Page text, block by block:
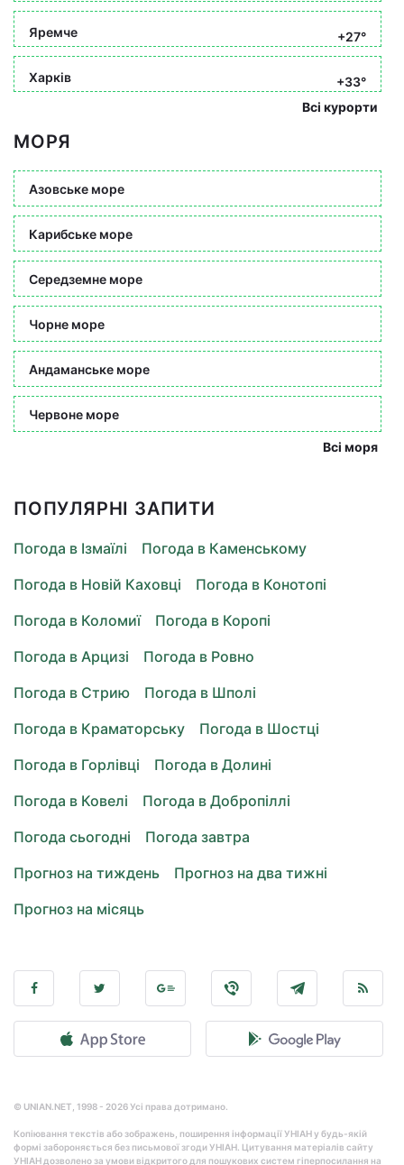
Яремче +27°
Харків
+33°
Всі курорти
МОРЯ
Азовське море
Карибське море
Середземне море
Чорне море
Андаманське море
Червоне море
Всі моря
ПОПУЛЯРНІ ЗАПИТИ
Погода в Ізмаїлі
Погода в Каменському
Погода в Новій Каховці
Погода в Конотопі
Погода в Коломиї
Погода в Коропі
Погода в Арцизі
Погода в Ровно
Погода в Стрию
Погода в Шполі
Погода в Краматорську
Погода в Шостці
Погода в Горлівці
Погода в Долині
Погода в Ковелі
Погода в Добропіллі
Погода сьогодні
Погода завтра
Прогноз на тиждень
Прогноз на два тижні
Прогноз на місяць
© UNIAN.NET, 1998 - 2026 Усі права дотримано.
Копіювання текстів або зображень, поширення інформації УНІАН у будь-якій
формі забороняється без письмової згоди УНІАН. Цитування матеріалів сайту
УНІАН дозволено за умови відкритого для пошукових систем гіперпосилання на